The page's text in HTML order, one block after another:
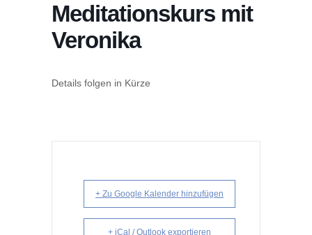
Meditationskurs mit
Veronika
Details folgen in Kürze
+ Zu Google Kalender hinzufügen
+ iCal / Outlook exportieren